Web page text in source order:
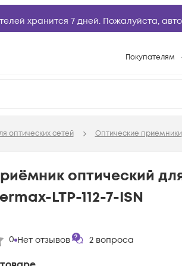
хранится 7 дней. Пожалуйста,
Покупателям
Возврат
Техническая
База знаний
оптических сетей Оптические приемники
оптический
LTP-112-7-ISN
0 Нет отзывов 2 вопроса